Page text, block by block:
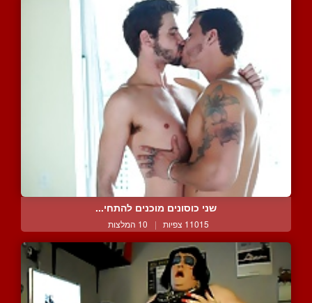
שני כוסונים מוכנים להתחי...
11015 צפיות | 10 המלצות